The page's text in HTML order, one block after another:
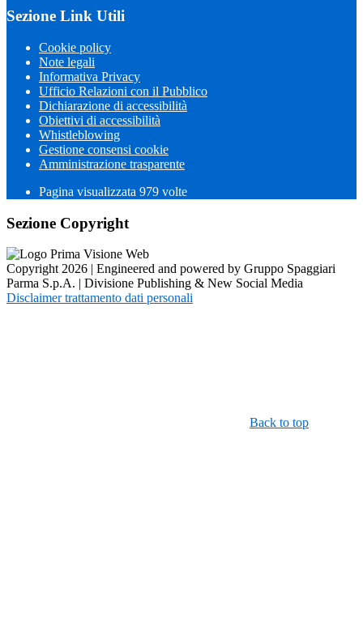
Sezione Link Utili
Cookie policy
Note legali
Informativa Privacy
Ufficio Relazioni con il Pubblico
Dichiarazione di accessibilità
Obiettivi di accessibilità
Whistleblowing
Gestione consensi cookie
Amministrazione trasparente
Pagina visualizzata 979 volte
Sezione Copyright
Copyright 2026 | Engineered and powered by Gruppo Spaggiari
Parma S.p.A. | Divisione Publishing & New Social Media
Disclaimer trattamento dati personali
Back to top